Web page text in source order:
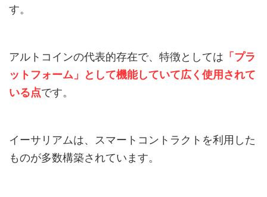
す。
アルトコインの代表的存在で、特徴としては 「プラ
ットフォーム」として機能していて広く使用されて
いる点です。
イーサリアムは、スマートコントラクトを利用した
ものが多数構築されています。